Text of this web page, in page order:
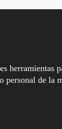
herramientas
personal de la